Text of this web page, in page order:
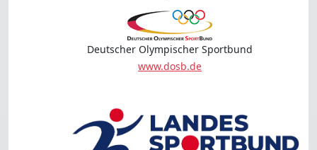
Deutscher Olympischer Sportbund
www.dosb.de